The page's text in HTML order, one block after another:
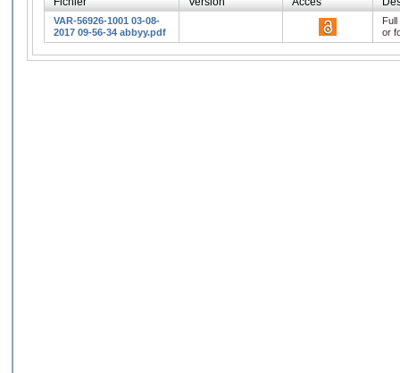
VAR-56926-1001 03-08-
2017 09-56-34 abbyy.pdf
or